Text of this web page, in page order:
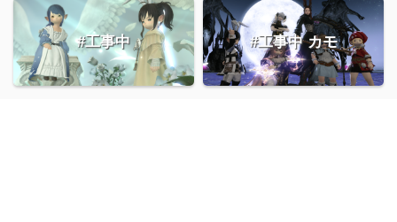
#工事中 #工事中 カモ